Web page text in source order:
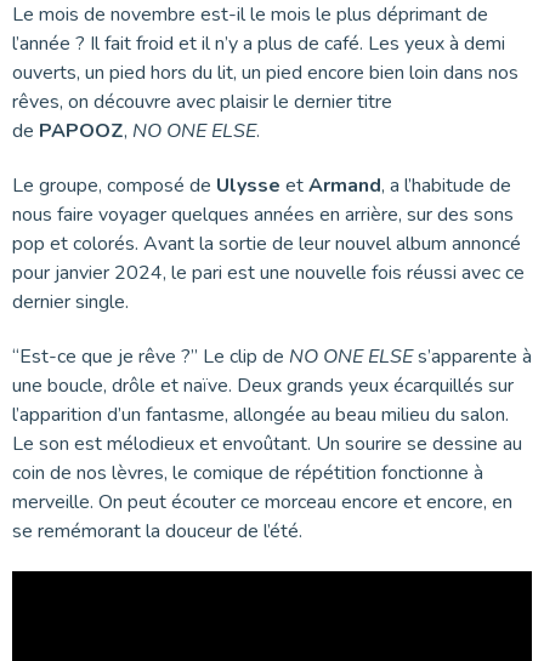
Le mois de novembre est-il le mois le plus déprimant de
l’année ? Il fait froid et il n’y a plus de café. Les yeux à demi
ouverts, un pied hors du lit, un pied encore bien loin dans nos
rêves, on découvre avec plaisir le dernier titre
de PAPOOZ, NO ONE ELSE.
Le groupe, composé de Ulysse etArmand, a l’habitude de
nous faire voyager quelques années en arrière, sur des sons
pop et colorés. Avant la sortie de leur nouvel album annoncé
pour janvier 2024, le pari est une nouvelle fois réussi avec ce
dernier single.
“Est-ce que je rêve ?” Le clip de NO ONE ELSEs’apparente à
une boucle, drôle et naïve. Deux grands yeux écarquillés sur
l’apparition d’un fantasme, allongée au beau milieu du salon.
Le son est mélodieux et envoûtant. Un sourire se dessine au
coin de nos lèvres, le comique de répétition fonctionne à
merveille. On peut écouter ce morceau encore et encore, en
se remémorant la douceur de l’été.